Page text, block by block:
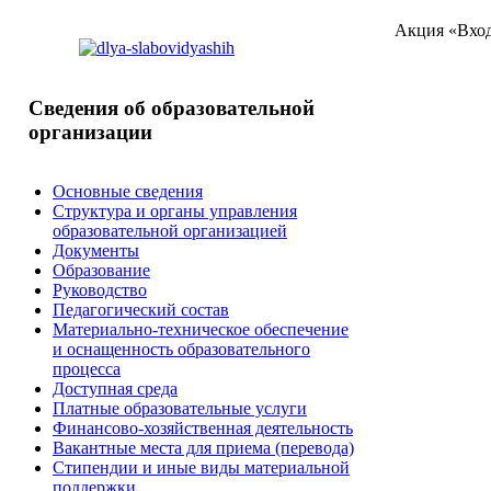
Сведения об образовательной
организации
Основные сведения
Структура и органы управления
образовательной организацией
Документы
Образование
Руководство
Педагогический состав
Материально-техническое обеспечение
и оснащенность образовательного
процесса
Доступная среда
Платные образовательные услуги
Финансово-хозяйственная деятельность
Вакантные места для приема (перевода)
Стипендии и иные виды материальной
поддержки
Акция